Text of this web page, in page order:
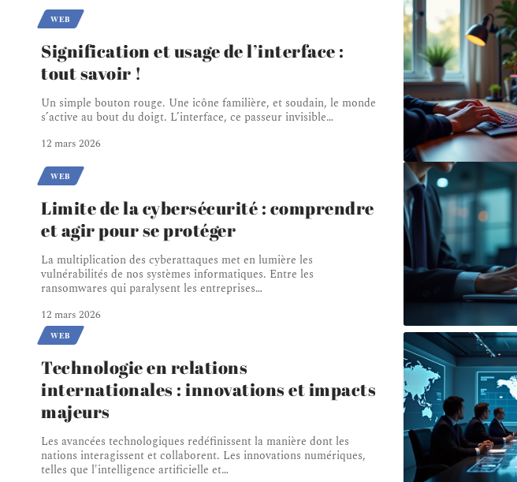
WEB
Signification et usage de l’interface :
tout savoir !
Un simple bouton rouge. Une icône familière, et soudain, le monde
s’active au bout du doigt. L’interface, ce passeur invisible…
12 mars 2026
WEB
Limite de la cybersécurité : comprendre
et agir pour se protéger
La multiplication des cyberattaques met en lumière les
vulnérabilités de nos systèmes informatiques. Entre les
ransomwares qui paralysent les entreprises…
12 mars 2026
WEB
Technologie en relations
internationales : innovations et impacts
majeurs
Les avancées technologiques redéfinissent la manière dont les
nations interagissent et collaborent. Les innovations numériques,
telles que l'intelligence artificielle et…